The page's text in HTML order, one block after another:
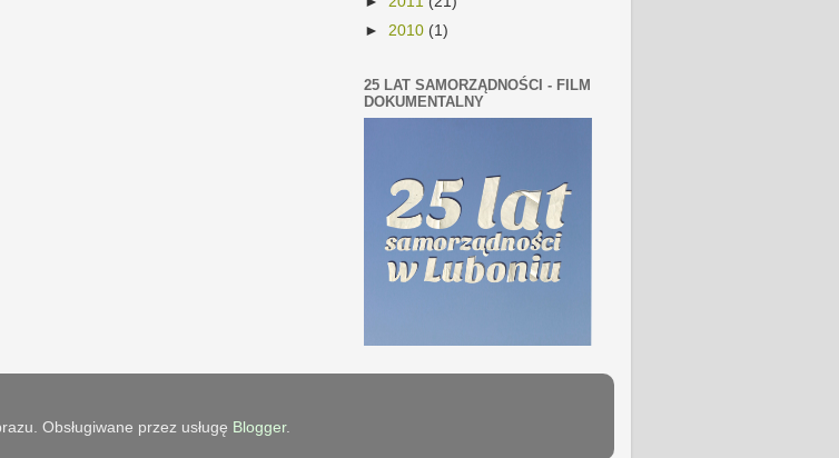
► 2010 (1)
25 LAT SAMORZĄDNOŚCI - FILM
DOKUMENTALNY
Obsługiwane przez usługę Blogger.